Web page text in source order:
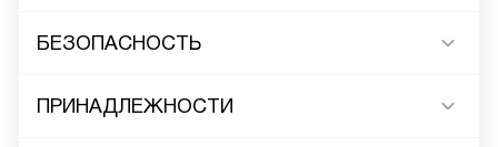
БЕЗОПАСНОСТЬ
ПРИНАДЛЕЖНОСТИ